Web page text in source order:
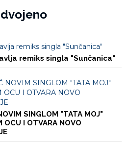
remiks singla "Sunčanica"
SINGLOM "TATA MOJ"
OCU I OTVARA NOVO